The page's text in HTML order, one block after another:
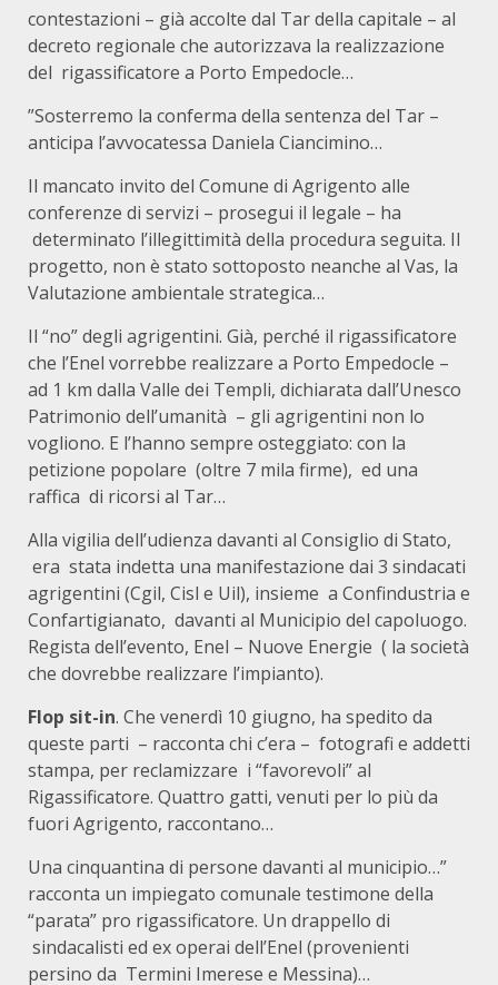
contestazioni – già accolte dal Tar della capitale – al
decreto regionale che autorizzava la realizzazione
del rigassificatore a Porto Empedocle…
”Sosterremo la conferma della sentenza del Tar –
anticipa l’avvocatessa Daniela Ciancimino…
Il mancato invito del Comune di Agrigento alle
conferenze di servizi – prosegui il legale – ha
determinato l’illegittimità della procedura seguita. Il
progetto, non è stato sottoposto neanche al Vas, la
Valutazione ambientale strategica…
Il “no” degli agrigentini. Già, perché il rigassificatore
che l’Enel vorrebbe realizzare a Porto Empedocle –
ad 1 km dalla Valle dei Templi, dichiarata dall’Unesco
Patrimonio dell’umanità – gli agrigentini non lo
vogliono. E l’hanno sempre osteggiato: con la
petizione popolare (oltre 7 mila firme), ed una
raffica di ricorsi al Tar…
Alla vigilia dell’udienza davanti al Consiglio di Stato,
era stata indetta una manifestazione dai 3 sindacati
agrigentini (Cgil, Cisl e Uil), insieme a Confindustria e
Confartigianato, davanti al Municipio del capoluogo.
Regista dell’evento, Enel – Nuove Energie ( la società
che dovrebbe realizzare l’impianto).
Flop sit-in. Che venerdì 10 giugno, ha spedito da
queste parti – racconta chi c’era – fotografi e addetti
stampa, per reclamizzare i “favorevoli” al
Rigassificatore. Quattro gatti, venuti per lo più da
fuori Agrigento, raccontano…
Una cinquantina di persone davanti al municipio…”
racconta un impiegato comunale testimone della
“parata” pro rigassificatore. Un drappello di
sindacalisti ed ex operai dell’Enel (provenienti
persino da Termini Imerese e Messina)…